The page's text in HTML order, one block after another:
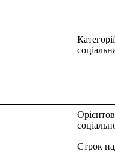
Строк